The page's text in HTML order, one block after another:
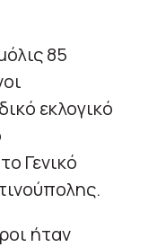
85
εκλογικό
Γενικό
ήταν